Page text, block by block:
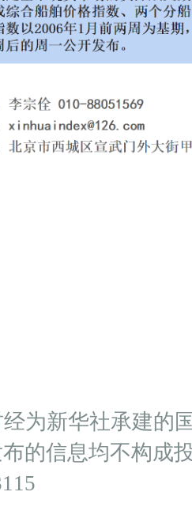
为新华社承建的
的信息均不构成